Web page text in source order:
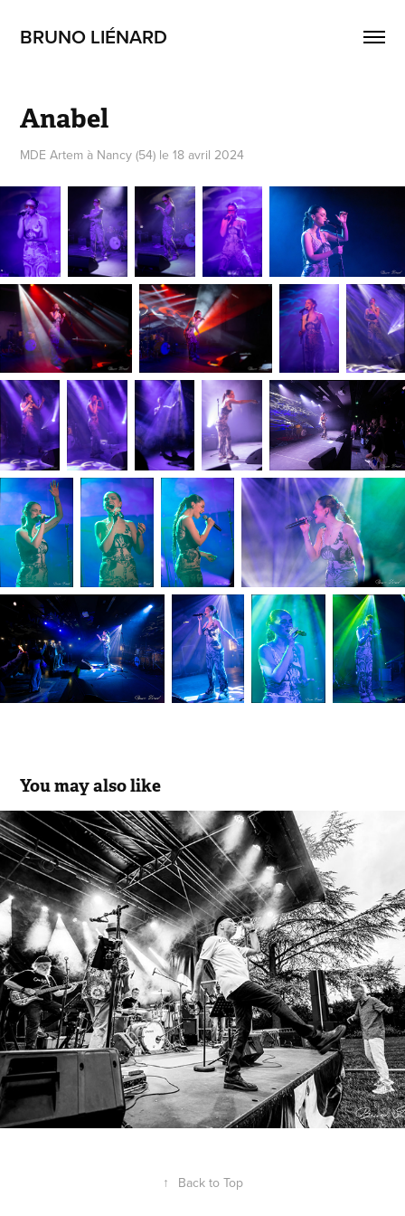
BRUNO LIÉNARD
Anabel
MDE Artem à Nancy (54) le 18 avril 2024
You may also like
Crossroads
2023
↑ Back to Top